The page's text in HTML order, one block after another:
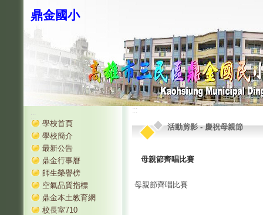
鼎金國小
:::
學校首頁
學校簡介
最新公告
鼎金行事曆
師生榮譽榜
空氣品質指標
鼎金本土教育網
校長室710
:::
活動剪影-慶祝母親節
母親節齊唱比賽
母親節齊唱比賽